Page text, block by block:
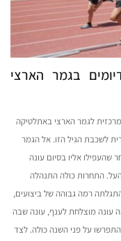
בגמר הארצי
לגמר הארצי באתלטיקה
לשכבת הגיל הזו. אל הגמר
שהעפילו אליו בסיום עונה
התחרות כולה התנהלה
רמה גבוהה של ביצועים,
עונה מוצלחת לענף, עונה שבה
על פני השנה כולה. לצד